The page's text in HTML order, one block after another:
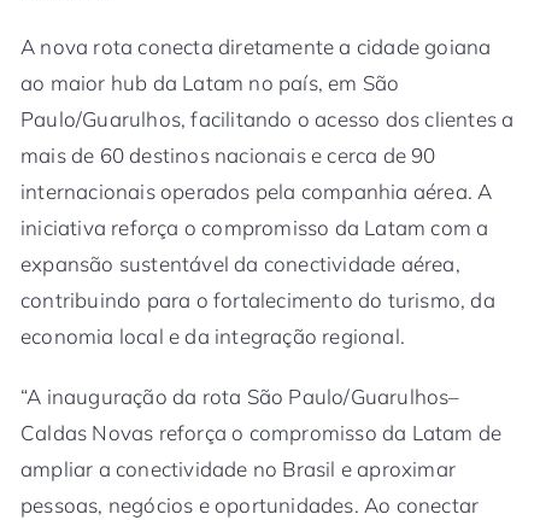
A nova rota conecta diretamente a cidade goiana
ao maior hub da Latam no país, em São
Paulo/Guarulhos, facilitando o acesso dos clientes a
mais de 60 destinos nacionais e cerca de 90
internacionais operados pela companhia aérea. A
iniciativa reforça o compromisso da Latam com a
expansão sustentável da conectividade aérea,
contribuindo para o fortalecimento do turismo, da
economia local e da integração regional.
“A inauguração da rota São Paulo/Guarulhos–
Caldas Novas reforça o compromisso da Latam de
ampliar a conectividade no Brasil e aproximar
pessoas, negócios e oportunidades. Ao conectar